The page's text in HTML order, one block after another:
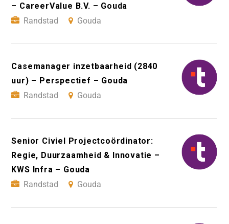
– CareerValue B.V. – Gouda
Randstad
Gouda
Casemanager inzetbaarheid (2840
uur) – Perspectief – Gouda
Randstad
Gouda
Senior Civiel Projectcoördinator:
Regie, Duurzaamheid & Innovatie –
KWS Infra – Gouda
Randstad
Gouda